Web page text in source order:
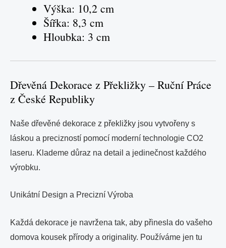
Výška: 10,2 cm
Šířka: 8,3 cm
Hloubka: 3 cm
Dřevěná Dekorace z Překližky – Ruční Práce
z České Republiky
Naše dřevěné dekorace z překližky jsou vytvořeny s
láskou a precizností pomocí moderní technologie CO2
laseru. Klademe důraz na detail a jedinečnost každého
výrobku.
Unikátní Design a Precizní Výroba
Každá dekorace je navržena tak, aby přinesla do vašeho
domova kousek přírody a originality. Používáme jen tu